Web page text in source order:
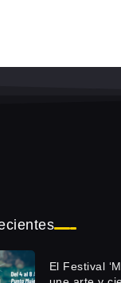
El Festival